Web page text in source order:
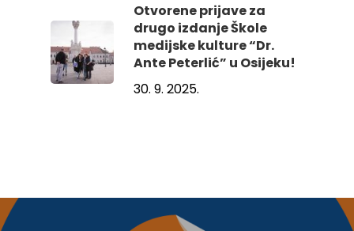
Otvorene prijave za
drugo izdanje Škole
medijske kulture “Dr.
Ante Peterlić” u Osijeku!
30. 9. 2025.